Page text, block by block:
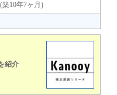
築10年7ヶ月)
紹介